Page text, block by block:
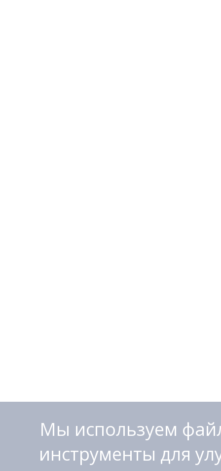
Мы используем
инструменты для